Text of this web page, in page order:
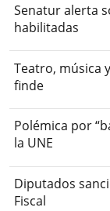
Senatur alerta
habilitadas
Teatro, música
finde
Polémica por
la UNE
Diputados
Fiscal